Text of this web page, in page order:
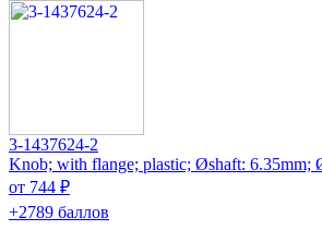
3-1437624-2
Knob; with flange; plastic; Øshaft: 6.35mm;
от 744 ₽
+2789 баллов